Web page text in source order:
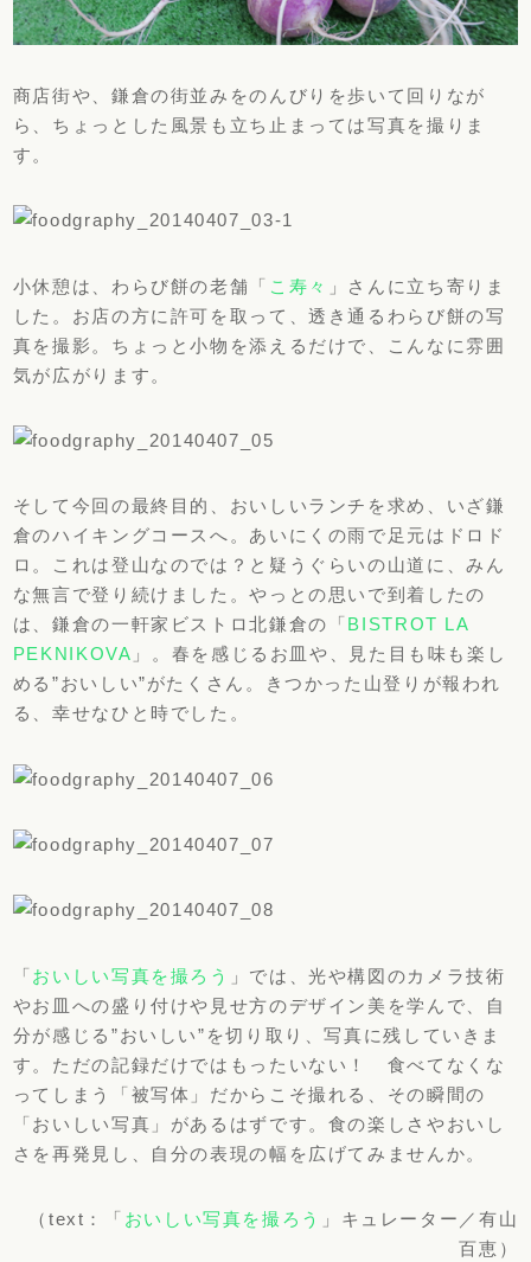
商店街や、鎌倉の街並みをのんびりを歩いて回りなが
ら、ちょっとした風景も立ち止まっては写真を撮りま
す。
小休憩は、わらび餅の老舗「 こ寿々 」さんに立ち寄りま
した。お店の方に許可を取って、透き通るわらび餅の写
真を撮影。ちょっと小物を添えるだけで、こんなに雰囲
気が広がります。
そして今回の最終目的、おいしいランチを求め、いざ鎌
倉のハイキングコースへ。あいにくの雨で足元はドロド
ロ。これは登山なのでは？と疑うぐらいの山道に、みん
な無言で登り続けました。やっとの思いで到着したの
は、鎌倉の一軒家ビストロ北鎌倉の「BISTROT LA
PEKNIKOVA 」。春を感じるお皿や、見た目も味も楽し
める”おいしい”がたくさん。きつかった山登りが報われ
る、幸せなひと時でした。
「おいしい写真を撮ろう
」では、光や構図のカメラ技術
やお皿への盛り付けや見せ方のデザイン美を学んで、自
分が感じる”おいしい”を切り取り、写真に残していきま
す。ただの記録だけではもったいない！ 食べてなくな
ってしまう「被写体」だからこそ撮れる、その瞬間の
「おいしい写真」があるはずです。食の楽しさやおいし
さを再発見し、自分の表現の幅を広げてみませんか。
（text：「 おいしい写真を撮ろう
」キュレーター／有山
百恵）